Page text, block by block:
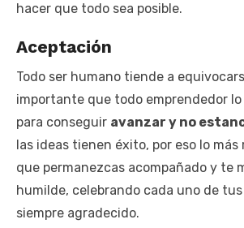
hacer que todo sea posible.
Aceptación
Todo ser humano tiende a
importante que todo emprendedor
para conseguir avanzar y no
las ideas tienen éxito, por eso lo
que permanezcas acompañado y te
humilde, celebrando cada uno de
siempre agradecido.